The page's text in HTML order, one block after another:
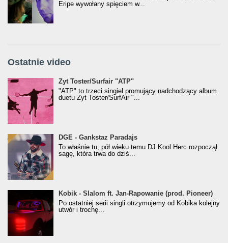
Eripe wywołany spięciem w...
Ostatnie video
Żyt Toster/SurfAir - ATP VIDEO
Żyt Toster/Surfair "ATP"
"ATP" to trzeci singiel promujący nadchodzący album
duetu Żyt Toster/SurfAir "...
donGURALesko z nagrodą za
Klasyczny/Trueschoolowy Album Roku
(Popkillery 2023)
DGE - Gankstaz Paradajs
To właśnie tu, pół wieku temu DJ Kool Herc rozpoczął
sagę, która trwa do dziś...
Kobik - Slalom ft. Jan-Rapowanie (prod. Pioneer)
[Official Music Visualiser]
Kobik - Slalom ft. Jan-Rapowanie (prod. Pioneer)
Po ostatniej serii singli otrzymujemy od Kobika kolejny
utwór i trochę...